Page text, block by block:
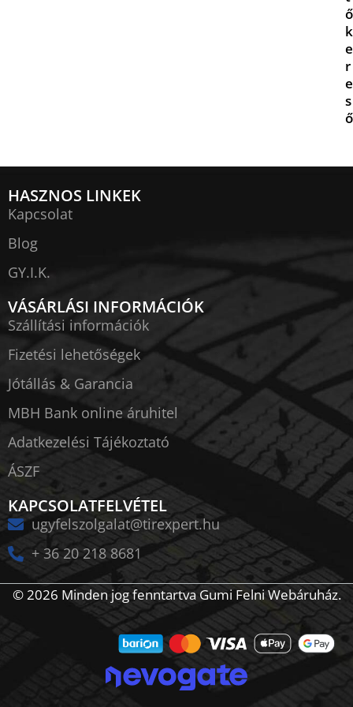
ő
k
e
r
e
s
ő
HASZNOS LINKEK
Kapcsolat
Blog
GY.I.K.
VÁSÁRLÁSI INFORMÁCIÓK
Szállítási információk
Fizetési lehetőségek
Jótállás & Garancia
MBH Bank online áruhitel
Adatkezelési Tájékoztató
ÁSZF
KAPCSOLATFELVÉTEL
ugyfelszolgalat@tirexpert.hu
+ 36 20 218 8681
© 2026 Minden jog fenntartva Gumi Felni Webáruház.